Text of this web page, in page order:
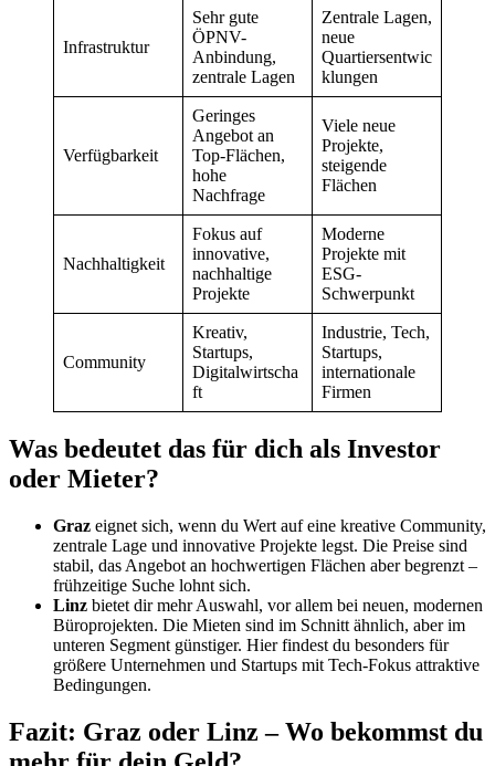
Infrastruktur
Sehr gute
ÖPNV-
Anbindung,
zentrale Lagen
Zentrale Lagen,
neue
Quartiersentwic
klungen
Verfügbarkeit
Geringes
Angebot an
Top-Flächen,
hohe
Nachfrage
Viele neue
Projekte,
steigende
Flächen
Nachhaltigkeit
Fokus auf
innovative,
nachhaltige
Projekte
Moderne
Projekte mit
ESG-
Schwerpunkt
Community
Kreativ,
Startups,
Digitalwirtscha
ft
Industrie, Tech,
Startups,
internationale
Firmen
Was bedeutet das für dich als Investor
oder Mieter?
Graz eignet sich, wenn du Wert auf eine kreative Community,
zentrale Lage und innovative Projekte legst. Die Preise sind
stabil, das Angebot an hochwertigen Flächen aber begrenzt –
frühzeitige Suche lohnt sich.
Linz bietet dir mehr Auswahl, vor allem bei neuen, modernen
Büroprojekten. Die Mieten sind im Schnitt ähnlich, aber im
unteren Segment günstiger. Hier findest du besonders für
größere Unternehmen und Startups mit Tech-Fokus attraktive
Bedingungen.
Fazit: Graz oder Linz – Wo bekommst du